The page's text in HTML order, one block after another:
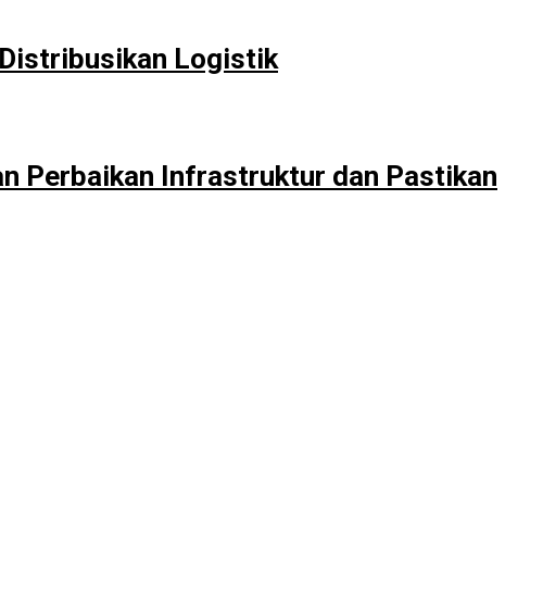
Logistik
Perbaikan Infrastruktur dan Pastikan